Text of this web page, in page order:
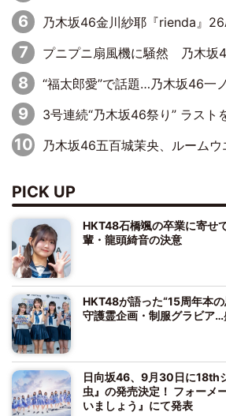
乃木坂46金川紗耶『rienda』26AW
プニプニ扇風機に騒然 乃木坂46“これいくら金”延
“福太郎愛”で話題…乃木坂46一ノ瀬美空、地元福岡『めん
3号連続“乃木坂46祭り” ラストを飾るのは賀喜遥香…5年ぶりの登場に「5
乃木坂46五百城茉央、ルームウエアでリラックス「今回のグラビアを
PICK UP
HKT48石橋颯の卒業に寄せ
輩・龍頭綺音の決意
HKT48が語った“15周年本
守護霊企画・制服グラビア
日向坂46、9月30日に18th
虫』の発売決定！ フォーメ
いましょう』にて発表